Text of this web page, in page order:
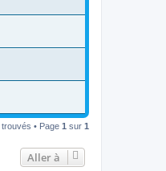
• Page 1 sur 1
Aller à